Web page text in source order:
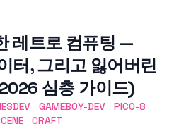
레트로 컴퓨팅 —
터, 그리고 잃어버린
심층 가이드)
GAMEBOY-DEV
PICO-8
CRAFT